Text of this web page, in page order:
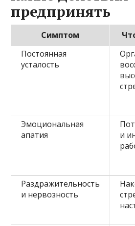
предпринять
Симптом
Постоянная
усталость
Эмоциональная
апатия
и
Раздражительность
и нервозность